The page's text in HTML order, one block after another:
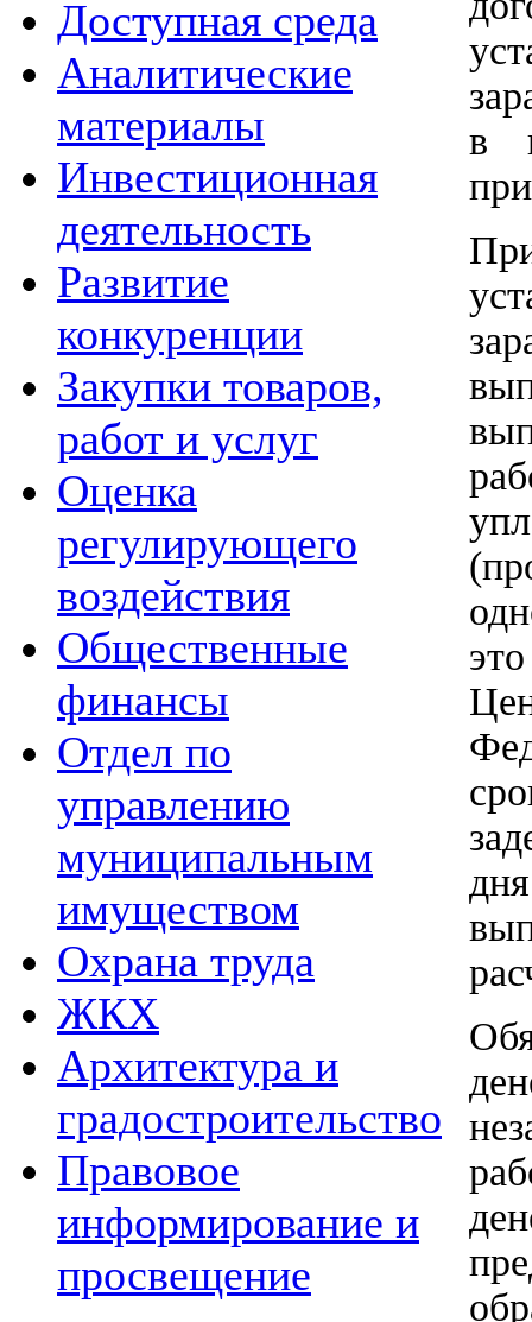
Доступная среда
Аналитические
материалы
Инвестиционная
деятельность
Развитие
конкуренции
Закупки товаров,
работ и услуг
Оценка
регулирующего
воздействия
Общественные
финансы
Отдел по
управлению
муниципальным
имуществом
Охрана труда
ЖКХ
Архитектура и
градостроительство
Правовое
информирование и
просвещение
в